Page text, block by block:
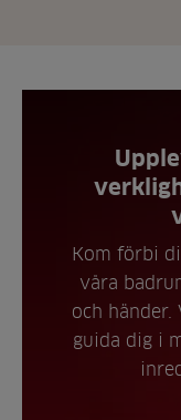
Kom förbi
våra
och händer.
guida dig i